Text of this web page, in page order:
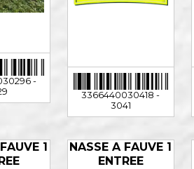
-
3366440030418 -
3041
1
NASSE A FAUVE 1
ENTREE